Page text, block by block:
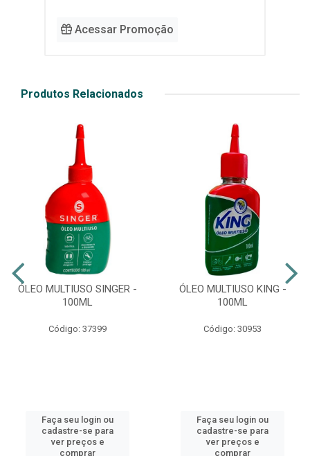
Acessar Promoção
Produtos Relacionados
ÓLEO MULTIUSO SINGER -
100ML
Código: 37399
Faça seu login ou
cadastre-se para
ver preços e
comprar
ÓLEO MULTIUSO KING -
100ML
Código: 30953
Faça seu login ou
cadastre-se para
ver preços e
comprar